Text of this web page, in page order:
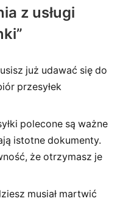
z usługi
już udawać się do
przesyłek
polecone są ważne
istotne dokumenty.
że otrzymasz je
musiał martwić